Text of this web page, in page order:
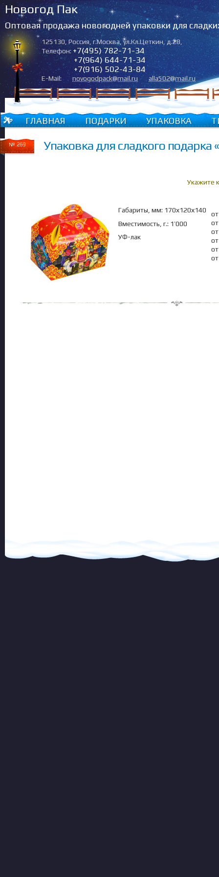
Новогод Пак
Оптовая продажа новогодней упаковки для
125130,Россия,г.Москва,ул.Кл.Цеткин, д.28
Телефон: +7(495) 782-71-34
+7(964) 644-71-34
+7(916) 502-43-84
E-Mail: novogodpack@mail.ru alla502@mail.ru
ГЛАВНАЯ ПОДАРКИ УПАКОВКА
№ 269 Упаковка для сладкого подарка
Укажите
Габариты, мм: 170х120х140
Вместимость, г.: 1’000
УФ-лак
от
от
от
от
от
от